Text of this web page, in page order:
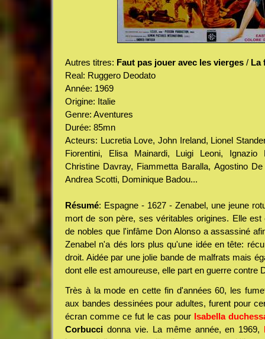
Autres titres: Faut pas jouer avec les vierges / La
Real: Ruggero Deodato
Année: 1969
Origine: Italie
Genre: Aventures
Durée: 85mn
Acteurs: Lucretia Love, John Ireland, Lionel
Fiorentini, Elisa Mainardi, Luigi Leoni, Ignazio
Christine Davray, Fiammetta Baralla, Agostino
Andrea Scotti, Dominique Badou...
Résumé: Espagne - 1627 - Zenabel, une jeune
mort de son père, ses véritables origines. Elle
de nobles que l'infâme Don Alonso a assassiné
Zenabel n'a dés lors plus qu'une idée en tête:
droit. Aidée par une jolie bande de malfrats mais
dont elle est amoureuse, elle part en guerre contre
Très à la mode en cette fin d'années 60, les
aux bandes dessinées pour adultes, furent pour
écran comme ce fut le cas pour Isabella
Corbucci donna vie. La même année, en 1969,